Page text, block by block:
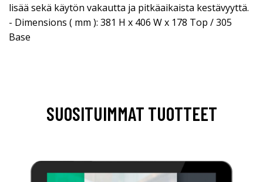
lisää sekä käytön vakautta ja pitkäaikaista kestävyyttä.
- Dimensions ( mm ): 381 H x 406 W x 178 Top / 305
Base
SUOSITUIMMAT TUOTTEET